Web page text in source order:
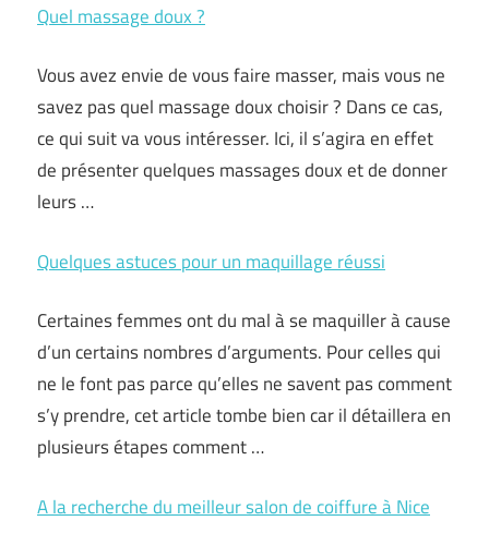
Quel massage doux ?
Vous avez envie de vous faire masser, mais vous ne
savez pas quel massage doux choisir ? Dans ce cas,
ce qui suit va vous intéresser. Ici, il s’agira en effet
de présenter quelques massages doux et de donner
leurs …
Quelques astuces pour un maquillage réussi
Certaines femmes ont du mal à se maquiller à cause
d’un certains nombres d’arguments. Pour celles qui
ne le font pas parce qu’elles ne savent pas comment
s’y prendre, cet article tombe bien car il détaillera en
plusieurs étapes comment …
A la recherche du meilleur salon de coiffure à Nice